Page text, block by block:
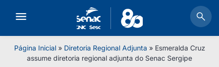
Página Inicial» Diretoria Regional Adjunta » Esmeralda Cruz
assume diretoria regional adjunta do Senac Sergipe